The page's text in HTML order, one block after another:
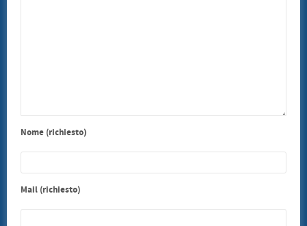
Nome (richiesto)
Mail (richiesto)